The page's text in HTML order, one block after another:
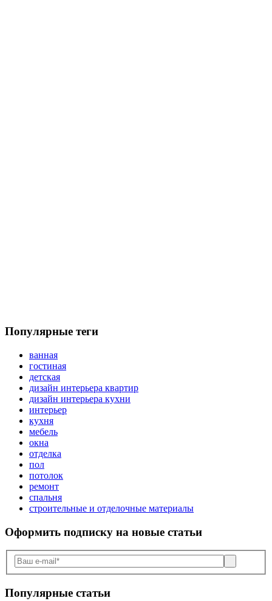
Популярные теги
ванная
гостиная
детская
дизайн интерьера квартир
дизайн интерьера кухни
интерьер
кухня
мебель
окна
отделка
пол
потолок
ремонт
спальня
строительные и отделочные материалы
Оформить подписку на новые статьи
Популярные статьи